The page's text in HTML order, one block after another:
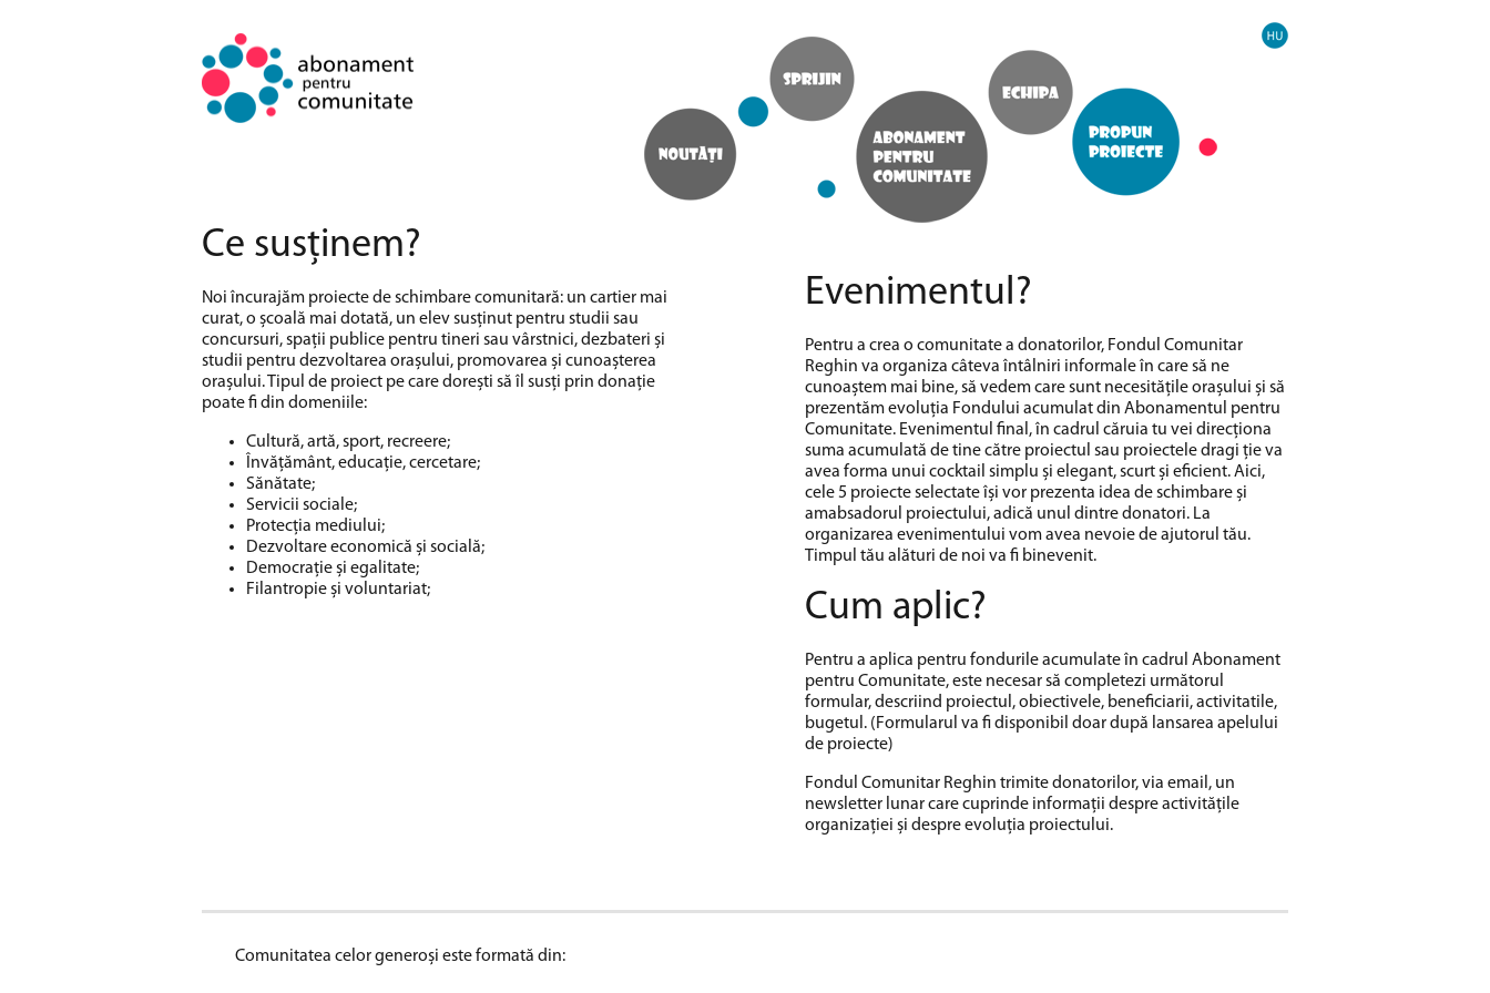
Ce susținem?
Noi încurajăm proiecte de schimbare comunitară: un cartier mai
curat, o școală mai dotată, un elev susținut pentru studii sau
concursuri, spații publice pentru tineri sau vârstnici, dezbateri și
studii pentru dezvoltarea orașului, promovarea și cunoașterea
orașului. Tipul de proiect pe care dorești să îl susți prin donație
poate fi din domeniile:
Cultură, artă, sport, recreere;
Învățământ, educație, cercetare;
Sănătate;
Servicii sociale;
Protecția mediului;
Dezvoltare economică și socială;
Democrație și egalitate;
Filantropie și voluntariat;
Evenimentul?
Pentru a crea o comunitate a donatorilor, Fondul Comunitar
Reghin va organiza câteva întâlniri informale în care să ne
cunoaștem mai bine, să vedem care sunt necesitățile orașului și să
prezentăm evoluția Fondului acumulat din Abonamentul pentru
Comunitate. Evenimentul final, în cadrul căruia tu vei direcționa
suma acumulată de tine către proiectul sau proiectele dragi ție va
avea forma unui cocktail simplu și elegant, scurt și eficient. Aici,
cele 5 proiecte selectate își vor prezenta idea de schimbare și
amabsadorul proiectului, adică unul dintre donatori. La
organizarea evenimentului vom avea nevoie de ajutorul tău.
Timpul tău alături de noi va fi binevenit.
Cum aplic?
Pentru a aplica pentru fondurile acumulate în cadrul Abonament
pentru Comunitate, este necesar să completezi următorul
formular, descriind proiectul, obiectivele, beneficiarii, activitatile,
bugetul. (Formularul va fi disponibil doar după lansarea apelului
de proiecte)
Fondul Comunitar Reghin trimite donatorilor, via email, un
newsletter lunar care cuprinde informații despre activitățile
organizației și despre evoluția proiectului.
Comunitatea celor generoși este formată din: